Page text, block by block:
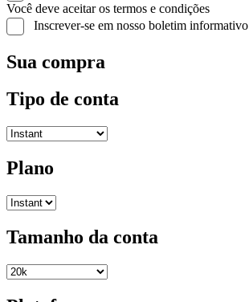
Você deve aceitar os termos e condições
Inscrever-se em nosso boletim informativo
Sua compra
Tipo de conta
Plano
Tamanho da conta